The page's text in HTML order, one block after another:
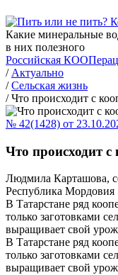
Какие минеральные
в них полезного
Российская
/ Актуально
/ Сельская жизнь
/ Что происходит с
№ 42(1428) от
Что происходит
Людмила Карташова,
Республика Мордовия
В Татарстане ряд
только заготовками
выращивает свой
В Татарстане ряд
только заготовками
выращивает свой